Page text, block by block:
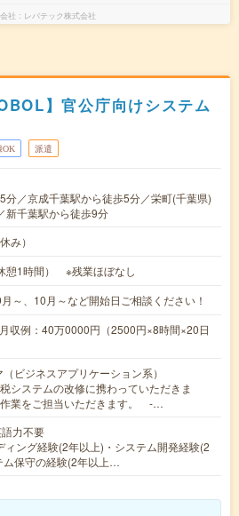
社 レバテック株式会社
】官公庁向けシステム
OK 派遣
分／京成千葉駅から徒歩5分／栄町(千葉県)
新千葉駅から徒歩9分
み）
憩1時間） ※残業ほぼなし
～、10月～など開始日ご相談ください！
例：40万0000円（2500円×8時間×20日
ビジネスアプリケーション系）
システムの改修に携わっていただきま
業をご担当いただきます。 -…
力不要
ィング経験(2年以上)・システム開発経験(2
ム保守の経験(2年以上…